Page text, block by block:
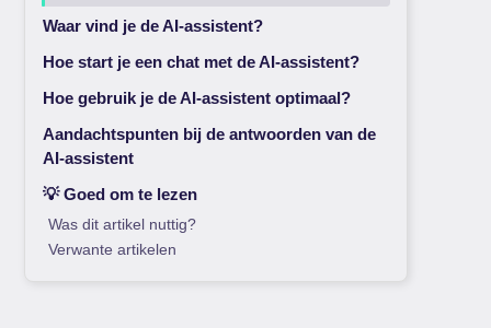
Waar vind je de AI-assistent?
Hoe start je een chat met de AI-assistent?
Hoe gebruik je de AI-assistent optimaal?
Aandachtspunten bij de antwoorden van de
AI-assistent
💡 Goed om te lezen
Was dit artikel nuttig?
Verwante artikelen